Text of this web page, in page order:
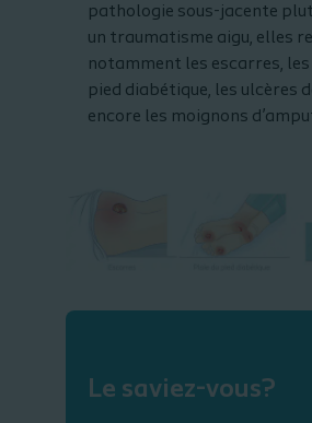
pathologie sous-jacente
un traumatisme aigu, elles
notamment les escarres, les
pied diabétique, les ulcères
encore les moignons
Le saviez-vous?